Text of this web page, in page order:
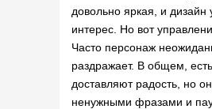
довольно яркая, и дизайн
интерес. Но вот
Часто персонаж
раздражает. В общем,
доставляют радость, но
ненужными фразами и